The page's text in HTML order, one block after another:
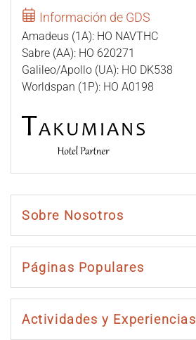
Información de GDS
Amadeus (1A): HO NAVTHC
Sabre (AA): HO 620271
Galileo/Apollo (UA): HO DK538
Worldspan (1P): HO A0198
Sobre Nosotros
Páginas Populares
Actividades y Experiencias